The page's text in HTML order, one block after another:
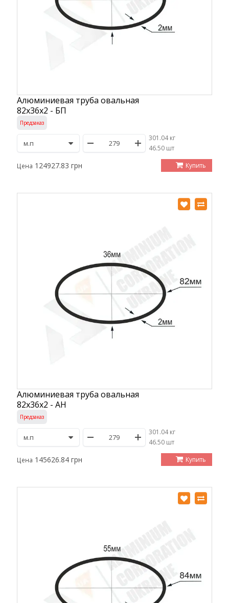
Алюминиевая труба овальная
82х36х2 - БП
Предзаказ
301.04 кг
/46.50 шт
Цена 124927.83 грн Купить
Алюминиевая труба овальная
82х36х2 - АН
Предзаказ
301.04 кг
/46.50 шт
Цена 145626.84 грн Купить